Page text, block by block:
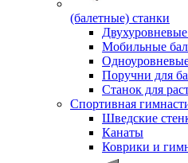
(балетные) станки
Мобильные
Поручни для
Станок для
Спортивная
Шведские
Канаты
Коврики и